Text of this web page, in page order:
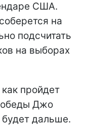
США.
на
подсчитать
на выборах
пройдет
Джо
будет дальше.